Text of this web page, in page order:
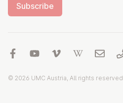
Subscribe
© 2026 UMC Austria, All rights reserved.